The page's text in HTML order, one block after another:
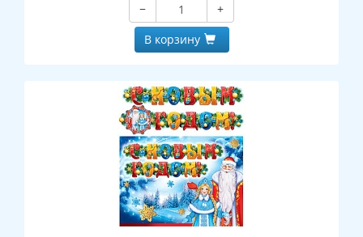
−
+
В корзину